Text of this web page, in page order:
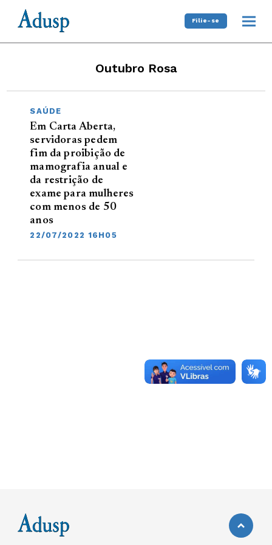
Filie-se
Outubro Rosa
SAÚDE
Em Carta Aberta,
servidoras pedem
fim da proibição de
mamografia anual e
da restrição de
exame para mulheres
com menos de 50
anos
22/07/2022 16H05